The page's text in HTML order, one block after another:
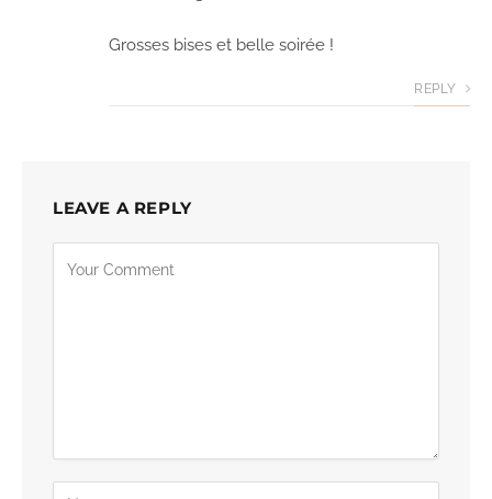
Grosses bises et belle soirée !
REPLY
LEAVE A REPLY